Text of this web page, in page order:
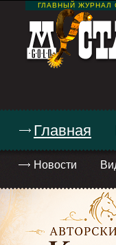
ГЛАВНЫЙ ЖУРНАЛ
Главная
Новости